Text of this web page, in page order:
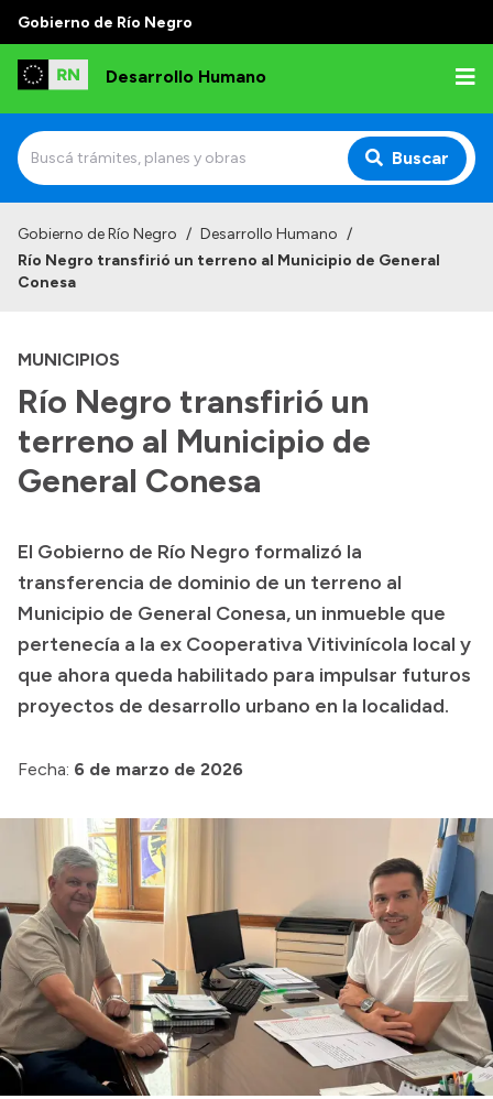
Gobierno de Río Negro
Desarrollo Humano
Buscar
Institucional
Autoridades
Delegaciones
Normativa
Presupuesto
Boletín Oficial
Compras y licitaciones
Consulta de expedientes
Consulta de pago a proveedores
Login
Gobierno de Río Negro / Desarrollo Humano /
Río Negro transfirió un terreno al Municipio de General
Conesa
MUNICIPIOS
Río Negro transfirió un
terreno al Municipio de
General Conesa
El Gobierno de Río Negro formalizó la
transferencia de dominio de un terreno al
Municipio de General Conesa, un inmueble que
pertenecía a la ex Cooperativa Vitivinícola local y
que ahora queda habilitado para impulsar futuros
proyectos de desarrollo urbano en la localidad.
Fecha: 6 de marzo de 2026